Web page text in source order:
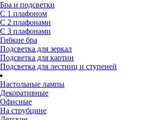
Бра и подсветки
С 1 плафоном
С 2 плафонами
С 3 плафонами
Гибкие бра
Подсветка для зеркал
Подсветка для картин
Подсветка для лестниц и ступеней
Настольные лампы
Декоративные
Офисные
На струбцине